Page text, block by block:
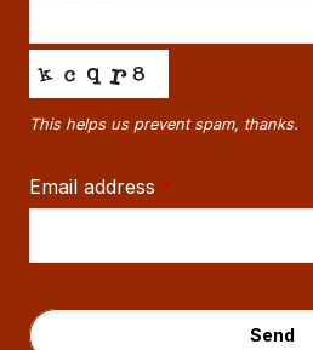
This helps us prevent spam, thanks.
Email address *
Send